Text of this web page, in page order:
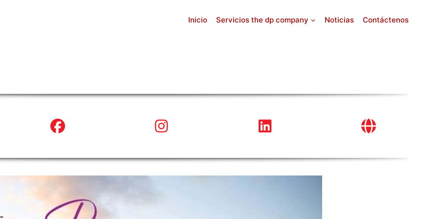
Inicio Servicios the dp company Noticias Contáctenos